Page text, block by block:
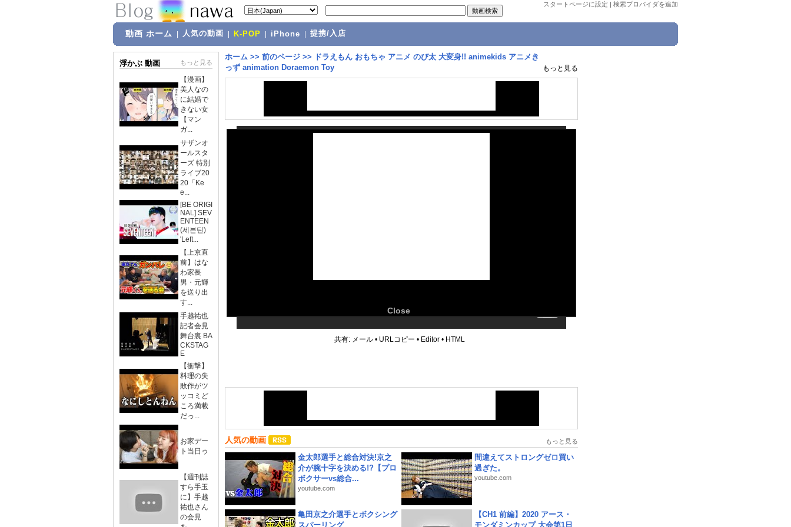
スタートページに設定 | 検索プロバイダを追加
動画 ホーム 人気の動画 K-POP iPhone 提携/入店
浮かぶ 動画 もっと見る
【漫画】
美人なの
に結婚で
きない女
【マン
ガ...
サザンオ
ールスタ
ーズ 特別
ライブ20
20「Ke
e...
[BE ORIGI
NAL] SEV
ENTEEN
(세븐틴)
'Left...
【上京直
前】はな
わ家長
男・元輝
を送り出
す...
手越祐也
記者会見
舞台裏 BA
CKSTAG
E
【衝撃】
料理の失
敗作がツ
ッコミど
ころ満載
だっ...
お家デー
ト当日ゥ
【週刊誌
すら手玉
に】手越
祐也さん
の会見
ホーム >> 前のページ >>
ドラえもん おもちゃ アニメ のび太 大変身!! animekids アニメき
っず animation Doraemon Toy
もっと見る
Close
共有: メール • URLコピー • Editor • HTML
人気の動画 もっと見る
金太郎選手と総合対決!京之
介が腕十字を決める!?【プロ
ボクサーvs総合...
youtube.com
間違えてストロングゼロ買い
過ぎた。
youtube.com
亀田京之介選手とボクシング
スパーリング
【CH1 前編】2020 アース・
モンダミンカップ 大会第1日